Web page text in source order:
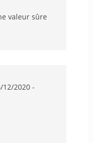
valeur sûre
12/2020 -